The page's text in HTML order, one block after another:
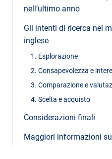
nell’ultimo anno
Gli intenti di ricerca nel
inglese
1. Esplorazione
2. Consapevolezza e
3. Comparazione e
4. Scelta e acquisto
Considerazioni finali
Maggiori informazioni